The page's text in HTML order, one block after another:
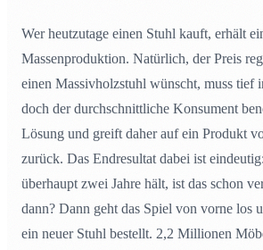
Wer heutzutage einen Stuhl kauft, erhält
Massenproduktion. Natürlich, der Preis
einen Massivholzstuhl wünscht, muss tief
doch der durchschnittliche Konsument
Lösung und greift daher auf ein Produkt
zurück. Das Endresultat dabei ist
überhaupt zwei Jahre hält, ist das schon
dann? Dann geht das Spiel von vorne los
ein neuer Stuhl bestellt. 2,2 Millionen